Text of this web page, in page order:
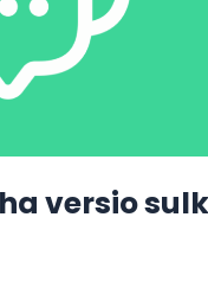
versio